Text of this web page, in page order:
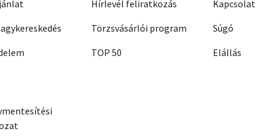
Hírlevél feliratkozás
Törzsvásárlói program
TOP 50
Kapcsolat
Súgó
Elállás